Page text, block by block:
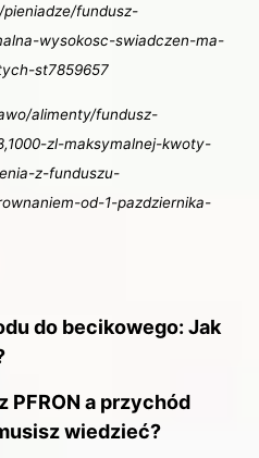
fundusz-
wysokosc-swiadczen-ma-
st7859657
alimenty/fundusz-
zl-maksymalnej-kwoty-
z-funduszu-
od-1-pazdziernika-
do becikowego: Jak
PFRON a przychód
wiedzieć?